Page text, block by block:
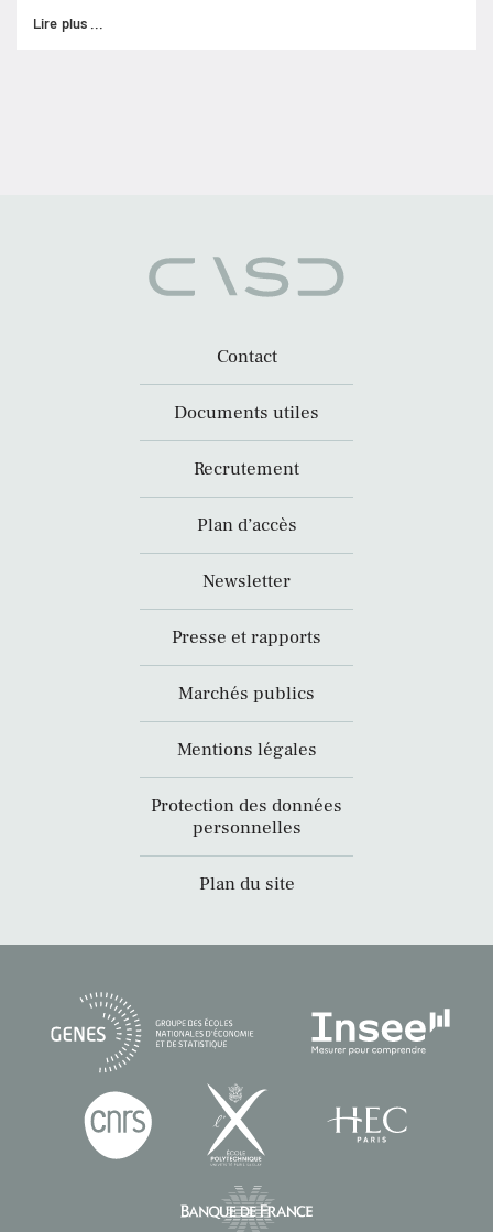
Lire plus ...
Contact
Documents utiles
Recrutement
Plan d’accès
Newsletter
Presse et rapports
Marchés publics
Mentions légales
Protection des données
personnelles
Plan du site